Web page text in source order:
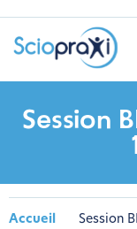
Session
Accueil Session